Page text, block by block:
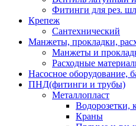
Фитинги для рез.
Крепеж
Сантехнический
Манжеты, прокладки,
Манжеты и
Расходные
Насосное оборудование,
ПНД(фитинги и трубы)
Металлопласт
Водорозетки,
Краны